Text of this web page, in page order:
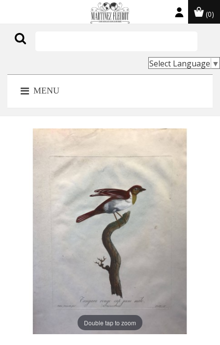
(0)
Select Language ▼
MENU
Double tap to zoom